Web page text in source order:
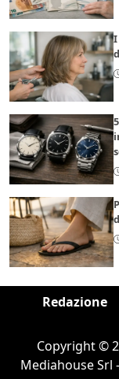
Redazione
Copyright ©
Mediahouse Srl